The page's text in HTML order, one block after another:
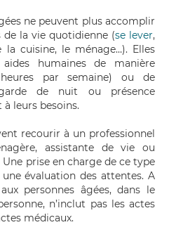
ne peuvent plus accomplir
de la vie quotidienne (se lever,
la cuisine, le ménage…). Elles
humaines de manière
par semaine) ou de
de nuit ou présence
leurs besoins.
recourir à un professionnel
assistante de vie ou
prise en charge de ce type
évaluation des attentes. A
personnes âgées, dans le
n’inclut pas les actes
médicaux.